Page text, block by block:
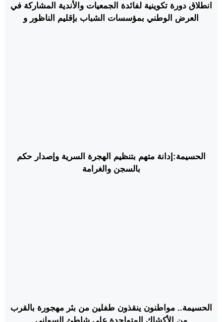
انطلاق دورة تكوينية لفائدة الجمعيات والأندية المشاركة في
العرض الوطني بمؤسسات الشباب بإقليم الناظور و
الحسيمة:إدانة متهم بتنظيم الهجرة السرية وإصدار حكم
بالسجن والغرامة
الحسيمة.. مواطنون ينقذون طفلين من بئر مهجورة بالقرب
من الأكشاك المتواجدة على شاطئ السواني